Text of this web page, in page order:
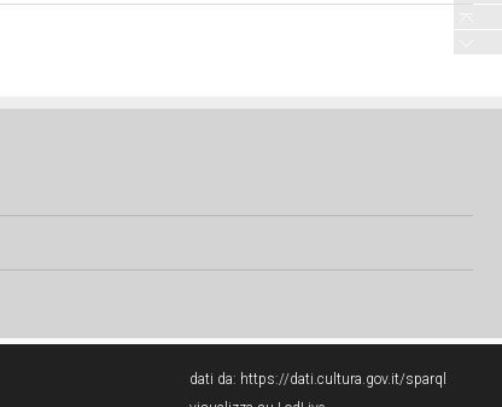
dati da: https://dati.cultura.gov.it/sparql